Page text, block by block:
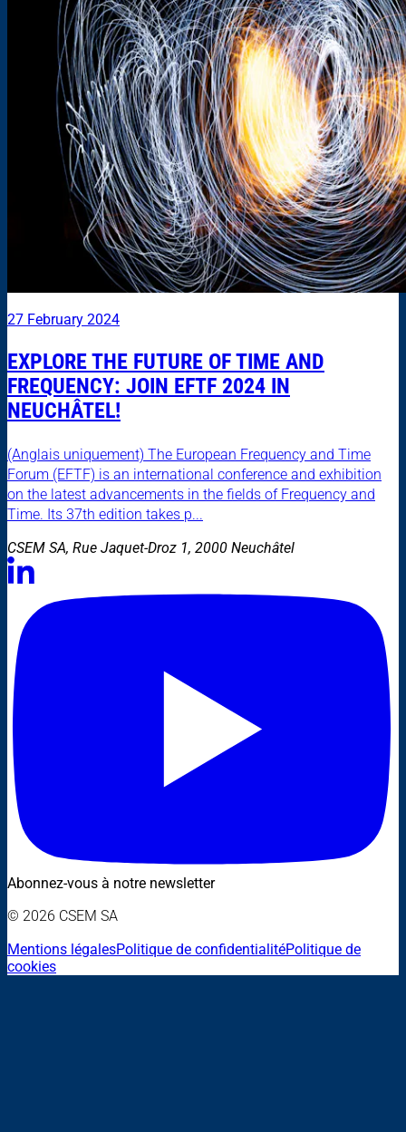
27 February 2024
EXPLORE THE FUTURE OF TIME AND
FREQUENCY: JOIN EFTF 2024 IN
NEUCHÂTEL!
(Anglais uniquement) The European Frequency and Time
Forum (EFTF) is an international conference and exhibition
on the latest advancements in the fields of Frequency and
Time. Its 37th edition takes p...
CSEM SA, Rue Jaquet-Droz 1, 2000 Neuchâtel
Abonnez-vous à notre newsletter
© 2026 CSEM SA
Mentions légalesPolitique de confidentialitéPolitique de
cookies